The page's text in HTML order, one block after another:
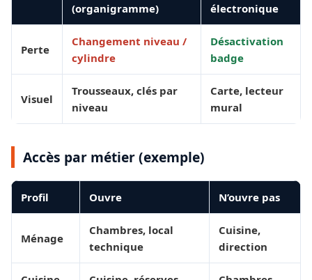
(organigramme)
électronique
Perte
Changement niveau /
cylindre
Désactivation
badge
Visuel
Trousseaux, clés par
niveau
Carte, lecteur
mural
Accès par métier (exemple)
Profil Ouvre N’ouvre pas
Ménage
Chambres, local
technique
Cuisine,
direction